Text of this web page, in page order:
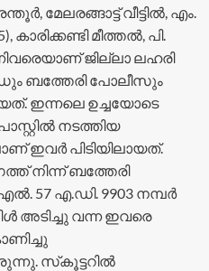
മേലരങ്ങാട്ട് വീട്ടിൽ, എം.
കാരിക്കണ്ടി മീത്തൽ, പി.
ജില്ലാ ലഹരി
ബത്തേരി പോലീസും
ഇന്നലെ ഉച്ചയോടെ
നടത്തിയ
ഇവർ പിടിയിലായത്.
നിന്ന് ബത്തേരി
57 എ.ഡി. 9903 നമ്പർ
അടിച്ചു വന്ന ഇവരെ
സ്‌കൂട്ടറിൽ